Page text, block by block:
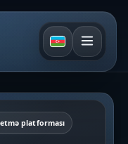
platforması